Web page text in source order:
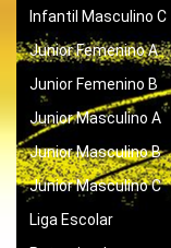
Infantil Masculino C
Junior Femenino A
Junior Femenino B
Junior Masculino A
Junior Masculino B
Junior Masculino C
Liga Escolar